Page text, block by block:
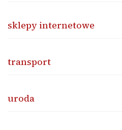
sklepy internetowe
transport
uroda